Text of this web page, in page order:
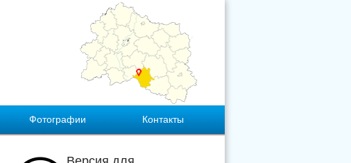
Фотографии Контакты